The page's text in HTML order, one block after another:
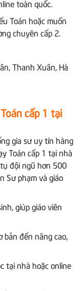
toàn quốc.
Toán hoặc muốn
chuyên cấp 2.
Thanh Xuân, Hà
cấp 1 tại
gia sư uy tín hàng
Toán cấp 1 tại nhà
đội ngũ hơn 500
Sư phạm và giáo
giúp giáo viên
bản đến nâng cao,
tại nhà hoặc online